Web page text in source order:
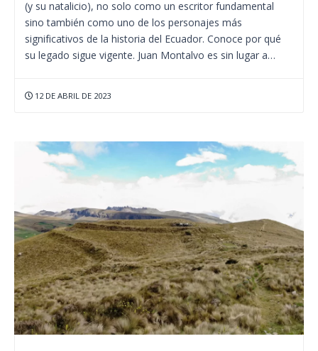
(y su natalicio), no solo como un escritor fundamental
sino también como uno de los personajes más
significativos de la historia del Ecuador. Conoce por qué
su legado sigue vigente. Juan Montalvo es sin lugar a…
12 DE ABRIL DE 2023